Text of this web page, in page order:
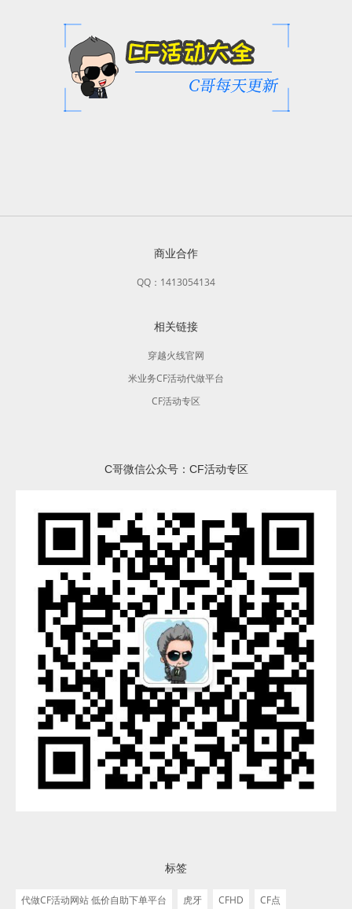
商业合作
QQ：1413054134
相关链接
穿越火线官网
米业务CF活动代做平台
CF活动专区
C哥微信公众号：CF活动专区
标签
代做CF活动网站 低价自助下单平台 虎牙 CFHD CF点